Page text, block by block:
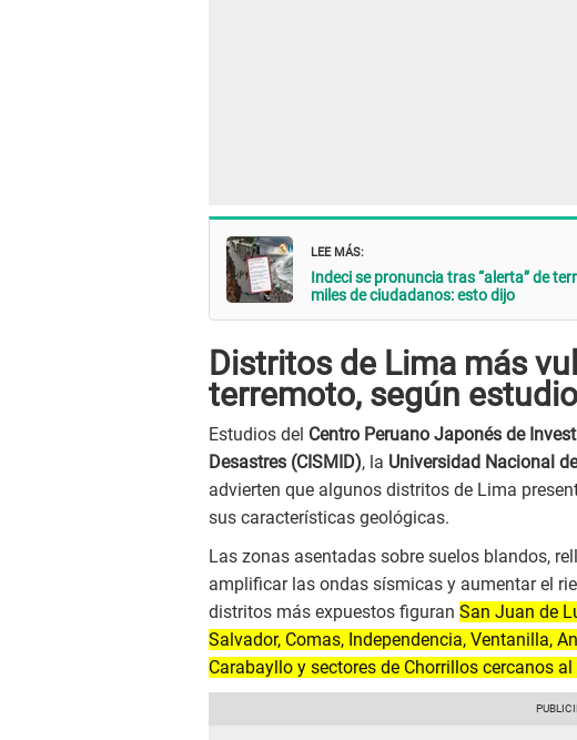
LEE MÁS:
Indeci se pronuncia tras “alerta” de
miles de ciudadanos: esto dijo
Distritos de Lima más
terremoto, según
Estudios del Centro Peruano Japonés de
Desastres (CISMID), la Universidad Nacional
advierten que algunos distritos de Lima
sus características geológicas.
Las zonas asentadas sobre suelos blandos,
amplificar las ondas sísmicas y aumentar el
distritos más expuestos figuran San Juan de
Salvador, Comas, Independencia, Ventanilla,
Carabayllo y sectores de Chorrillos cercanos